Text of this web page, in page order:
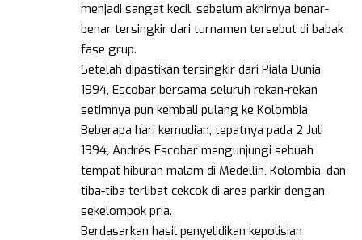
menjadi sangat kecil, sebelum akhirnya benar-
benar tersingkir dari turnamen tersebut di babak
fase grup.
Setelah dipastikan tersingkir dari Piala Dunia
1994, Escobar bersama seluruh rekan-rekan
setimnya pun kembali pulang ke Kolombia.
Beberapa hari kemudian, tepatnya pada 2 Juli
1994, Andrés Escobar mengunjungi sebuah
tempat hiburan malam di Medellin, Kolombia, dan
tiba-tiba terlibat cekcok di area parkir dengan
sekelompok pria.
Berdasarkan hasil penyelidikan kepolisian